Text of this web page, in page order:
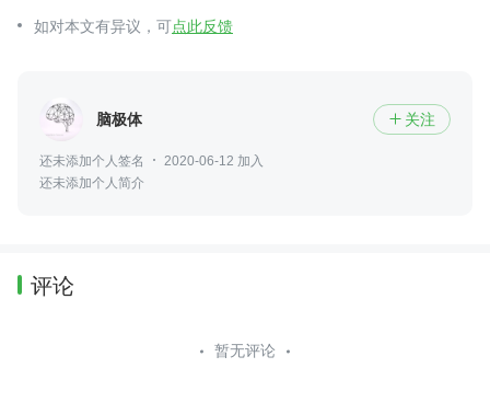
如对本文有异议，可点此反馈
脑极体  关注
还未添加个人签名
2020-06-12 加入
还未添加个人简介
评论
暂无评论